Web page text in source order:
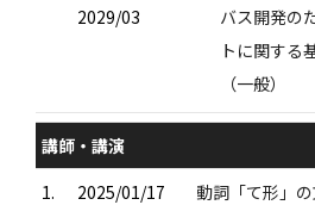
2029/03
バス開発の
トに関する
（一般）
講師・講演
1.
2025/01/17
動詞「て形」